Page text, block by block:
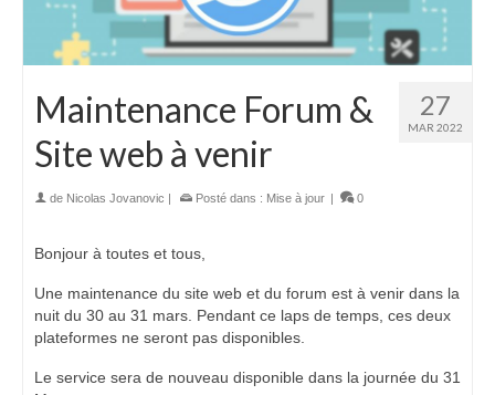
27
MAR 2022
Maintenance Forum &
Site web à venir
de Nicolas Jovanovic Posté dans : Mise à jour 0
Bonjour à toutes et tous,
Une maintenance du site web et du forum est à venir dans la
nuit du 30 au 31 mars. Pendant ce laps de temps, ces deux
plateformes ne seront pas disponibles.
Le service sera de nouveau disponible dans la journée du 31